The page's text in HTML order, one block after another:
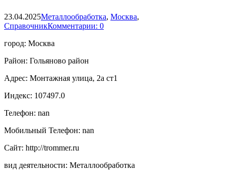
23.04.2025Металлообработка, Москва,
СправочникКомментарии: 0
город: Москва
Район: Гольяново район
Адрес: Монтажная улица, 2а ст1
Индекс: 107497.0
Телефон: nan
Мобильный Телефон: nan
Сайт: http://trommer.ru
вид деятельности: Металлообработка